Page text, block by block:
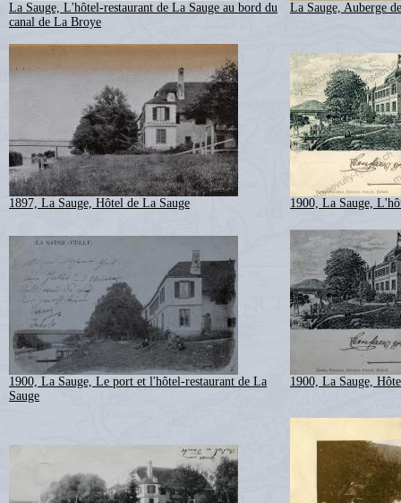
La Sauge, L'hôtel-restaurant de La Sauge au bord du
canal de La Broye
La Sauge, Auberge
1897, La Sauge, Hôtel de La Sauge 1900, La Sauge,
1900, La Sauge, Le port et l'hôtel-restaurant de La
Sauge
1900, La Sauge,